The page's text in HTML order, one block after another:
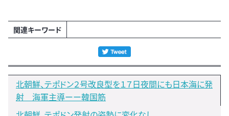
関連キーワード
北朝鮮、テポドン２号改良型を１７日夜間にも日本海に発
射 海軍主導ーー韓国筋